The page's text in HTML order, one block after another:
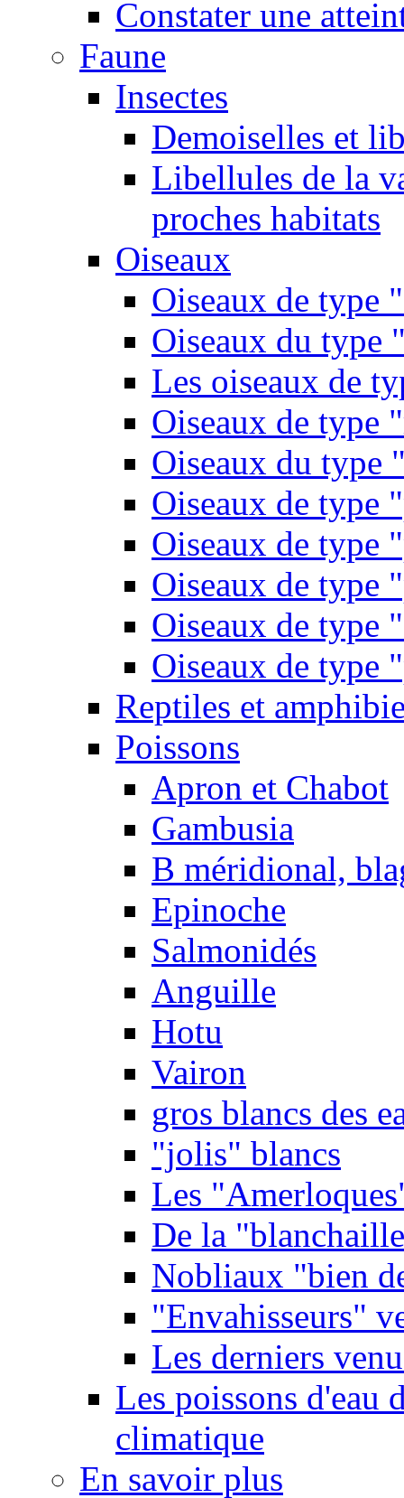
Constater une
Faune
Insectes
Demoiselles et
Libellules de la
proches habitats
Oiseaux
Oiseaux de type
Oiseaux du type
Les oiseaux de
Oiseaux de type
Oiseaux du type
Oiseaux de type
Oiseaux de type
Oiseaux de type
Oiseaux de type
Oiseaux de type
Reptiles et
Poissons
Apron et Chabot
Gambusia
B méridional,
Epinoche
Salmonidés
Anguille
Hotu
Vairon
gros blancs des
"jolis" blancs
Les
De la
Nobliaux "bien
"Envahisseurs"
Les derniers
Les poissons d'eau
climatique
En savoir plus